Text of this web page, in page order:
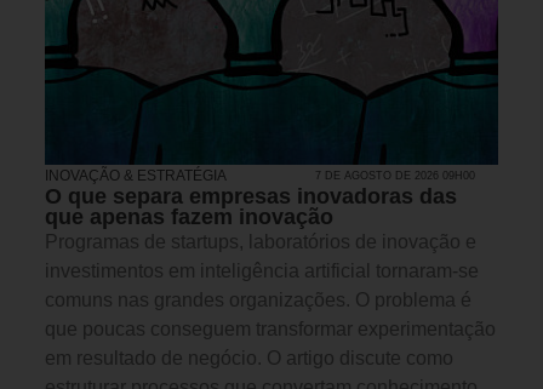
INOVAÇÃO & ESTRATÉGIA 7 DE AGOSTO DE 2026 09H00
O que separa empresas inovadoras das
que apenas fazem inovação
Programas de startups, laboratórios de inovação e
investimentos em inteligência artificial tornaram-se
comuns nas grandes organizações. O problema é
que poucas conseguem transformar experimentação
em resultado de negócio. O artigo discute como